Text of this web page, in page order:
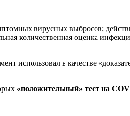
вирусных выбросов;
количественная оценка
использовал в качестве
«положительный» тест на